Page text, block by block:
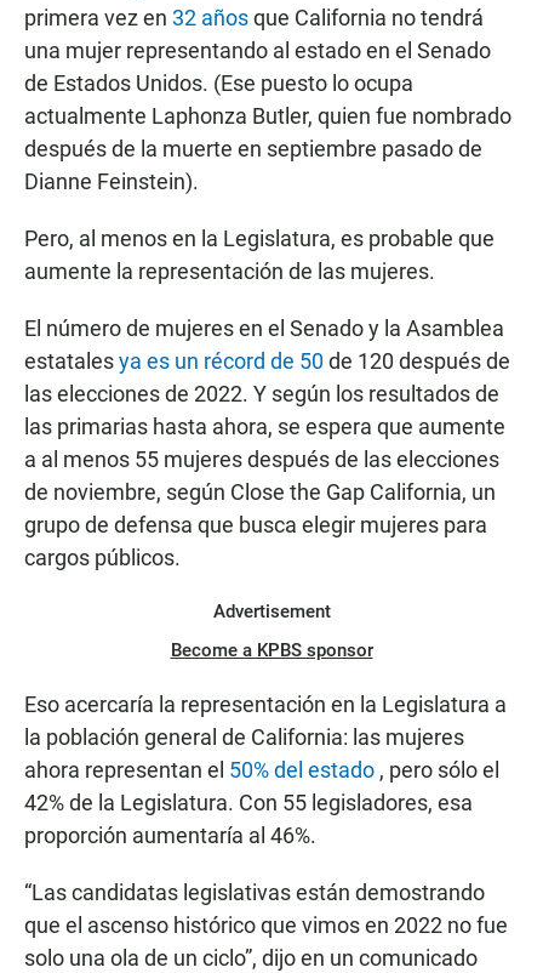
primera vez en 32 añosque California no tendrá
una mujer representando al estado en el Senado
de Estados Unidos. (Ese puesto lo ocupa
actualmente Laphonza Butler, quien fue nombrado
después de la muerte en septiembre pasado de
Dianne Feinstein).
Pero, al menos en la Legislatura, es probable que
aumente la representación de las mujeres.
El número de mujeres en el Senado y la Asamblea
estatalesya es un récord de 50de 120 después de
las elecciones de 2022. Y según los resultados de
las primarias hasta ahora, se espera que aumente
a al menos 55 mujeres después de las elecciones
de noviembre, según Close the Gap California, un
grupo de defensa que busca elegir mujeres para
cargos públicos.
Advertisement
Become a KPBS sponsor
Eso acercaría la representación en la Legislatura a
la población general de California: las mujeres
ahora representan el 50% del estado , pero sólo el
42% de la Legislatura. Con 55 legisladores, esa
proporción aumentaría al 46%.
“Las candidatas legislativas están demostrando
que el ascenso histórico que vimos en 2022 no fue
solo una ola de un ciclo”, dijo en un comunicado